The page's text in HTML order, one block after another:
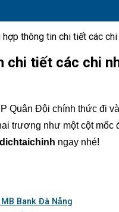
hợp thông tin chi tiết các
chi tiết các chi
Quân Đội chính thức đi
trương như một cột mốc
ngay nhé!
Bank Đà Nẵng